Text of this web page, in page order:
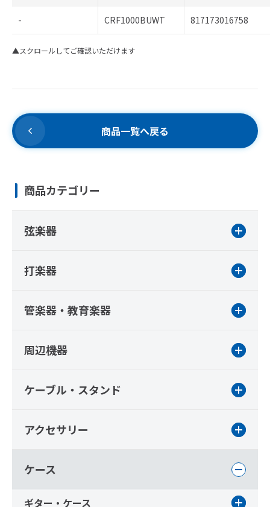
- CRF1000BUWT 817173016758
▲スクロールしてご確認いただけます
商品一覧へ戻る
商品カテゴリー
弦楽器
打楽器
管楽器・教育楽器
周辺機器
ケーブル・スタンド
アクセサリー
ケース
ギター・ケース